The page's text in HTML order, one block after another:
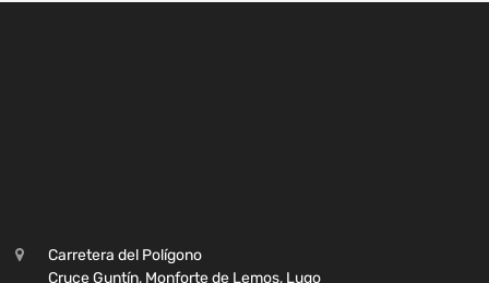
Carretera del Polígono
Cruce Guntín, Monforte de Lemos, Lugo